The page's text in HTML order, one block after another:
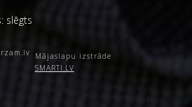
slēgts
Mājaslapu izstrāde
SMARTI.LV